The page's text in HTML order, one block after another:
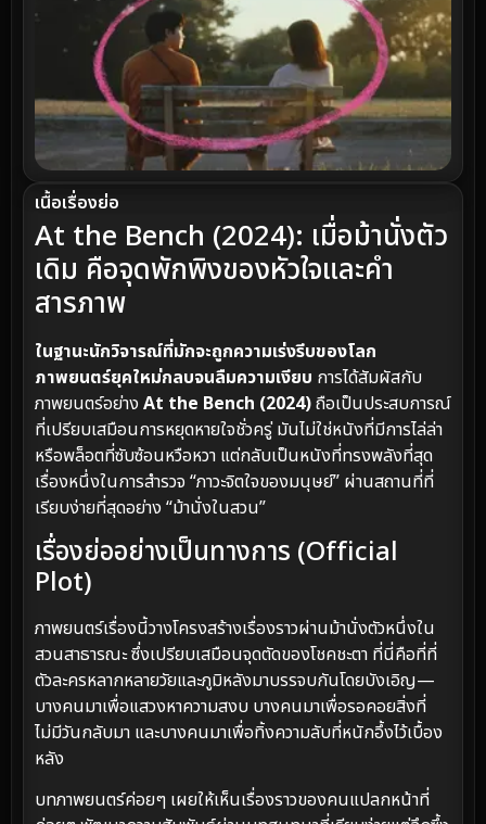
เนื้อเรื่องย่อ
At the Bench (2024): เมื่อม้านั่งตัว
เดิม คือจุดพักพิงของหัวใจและคำ
สารภาพ
ในฐานะนักวิจารณ์ที่มักจะถูกความเร่งรีบของโลก
ภาพยนตร์ยุคใหม่กลบจนลืมความเงียบ การได้สัมผัสกับ
ภาพยนตร์อย่าง At the Bench (2024)ถือเป็นประสบการณ์
ที่เปรียบเสมือนการหยุดหายใจชั่วครู่ มันไม่ใช่หนังที่มีการไล่ล่า
หรือพล็อตที่ซับซ้อนหวือหวา แต่กลับเป็นหนังที่ทรงพลังที่สุด
เรื่องหนึ่งในการสำรวจ “ภาวะจิตใจของมนุษย์” ผ่านสถานที่ที่
เรียบง่ายที่สุดอย่าง “ม้านั่งในสวน”
เรื่องย่ออย่างเป็นทางการ (Official
Plot)
ภาพยนตร์เรื่องนี้วางโครงสร้างเรื่องราวผ่านม้านั่งตัวหนึ่งใน
สวนสาธารณะ ซึ่งเปรียบเสมือนจุดตัดของโชคชะตา ที่นี่คือที่ที่
ตัวละครหลากหลายวัยและภูมิหลังมาบรรจบกันโดยบังเอิญ—
บางคนมาเพื่อแสวงหาความสงบ บางคนมาเพื่อรอคอยสิ่งที่
ไม่มีวันกลับมา และบางคนมาเพื่อทิ้งความลับที่หนักอึ้งไว้เบื้อง
หลัง
บทภาพยนตร์ค่อยๆ เผยให้เห็นเรื่องราวของคนแปลกหน้าที่